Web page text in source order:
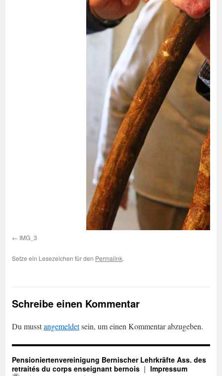
IMG_3
Setze ein Lesezeichen für den Permalink.
Schreibe einen Kommentar
Du musstangemeldetsein, um einen Kommentar abzugeben.
Pensioniertenvereinigung Bernischer Lehrkräfte Ass. des
retraités du corps enseignant bernois
Impressum